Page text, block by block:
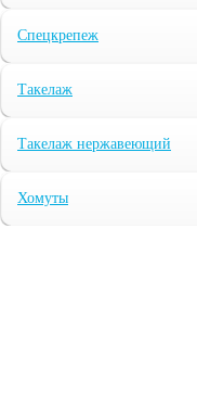
Спецкрепеж
Такелаж
Такелаж нержавеющий
Хомуты